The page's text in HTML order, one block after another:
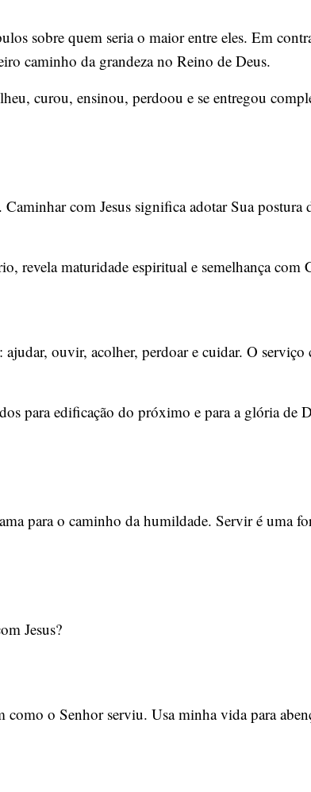
sobre quem seria o maior entre eles. Em
caminho da grandeza no Reino de Deus.
curou, ensinou, perdoou e se entregou
com Jesus significa adotar Sua
revela maturidade espiritual e semelhança com
ouvir, acolher, perdoar e cuidar. O serviço
para edificação do próximo e para a glória de
para o caminho da humildade. Servir é uma
Jesus?
o Senhor serviu. Usa minha vida para